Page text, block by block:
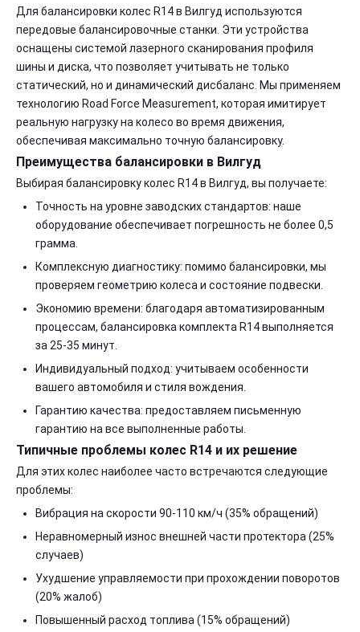
Для балансировки колес R14 в Вилгуд используются
передовые балансировочные станки. Эти устройства
оснащены системой лазерного сканирования профиля
шины и диска, что позволяет учитывать не только
статический, но и динамический дисбаланс. Мы применяем
технологию Road Force Measurement, которая имитирует
реальную нагрузку на колесо во время движения,
обеспечивая максимально точную балансировку.
Преимущества балансировки в Вилгуд
Выбирая балансировку колес R14 в Вилгуд, вы получаете:
Точность на уровне заводских стандартов: наше
оборудование обеспечивает погрешность не более 0,5
грамма.
Комплексную диагностику: помимо балансировки, мы
проверяем геометрию колеса и состояние подвески.
Экономию времени: благодаря автоматизированным
процессам, балансировка комплекта R14 выполняется
за 25-35 минут.
Индивидуальный подход: учитываем особенности
вашего автомобиля и стиля вождения.
Гарантию качества: предоставляем письменную
гарантию на все выполненные работы.
Типичные проблемы колес R14 и их решение
Для этих колес наиболее часто встречаются следующие
проблемы:
Вибрация на скорости 90-110 км/ч (35% обращений)
Неравномерный износ внешней части протектора (25%
случаев)
Ухудшение управляемости при прохождении поворотов
(20% жалоб)
Повышенный расход топлива (15% обращений)